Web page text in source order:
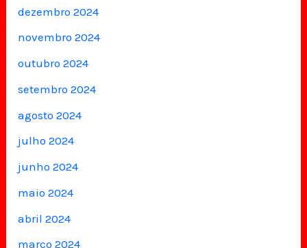
dezembro 2024
novembro 2024
outubro 2024
setembro 2024
agosto 2024
julho 2024
junho 2024
maio 2024
abril 2024
março 2024